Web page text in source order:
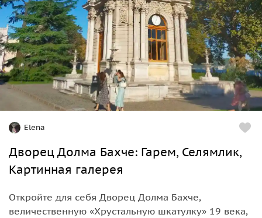
Elena
Дворец Долма Бахче: Гарем, Селямлик,
Картинная галерея
Откройте для себя Дворец Долма Бахче,
величественную «Хрустальную шкатулку» 19 века,